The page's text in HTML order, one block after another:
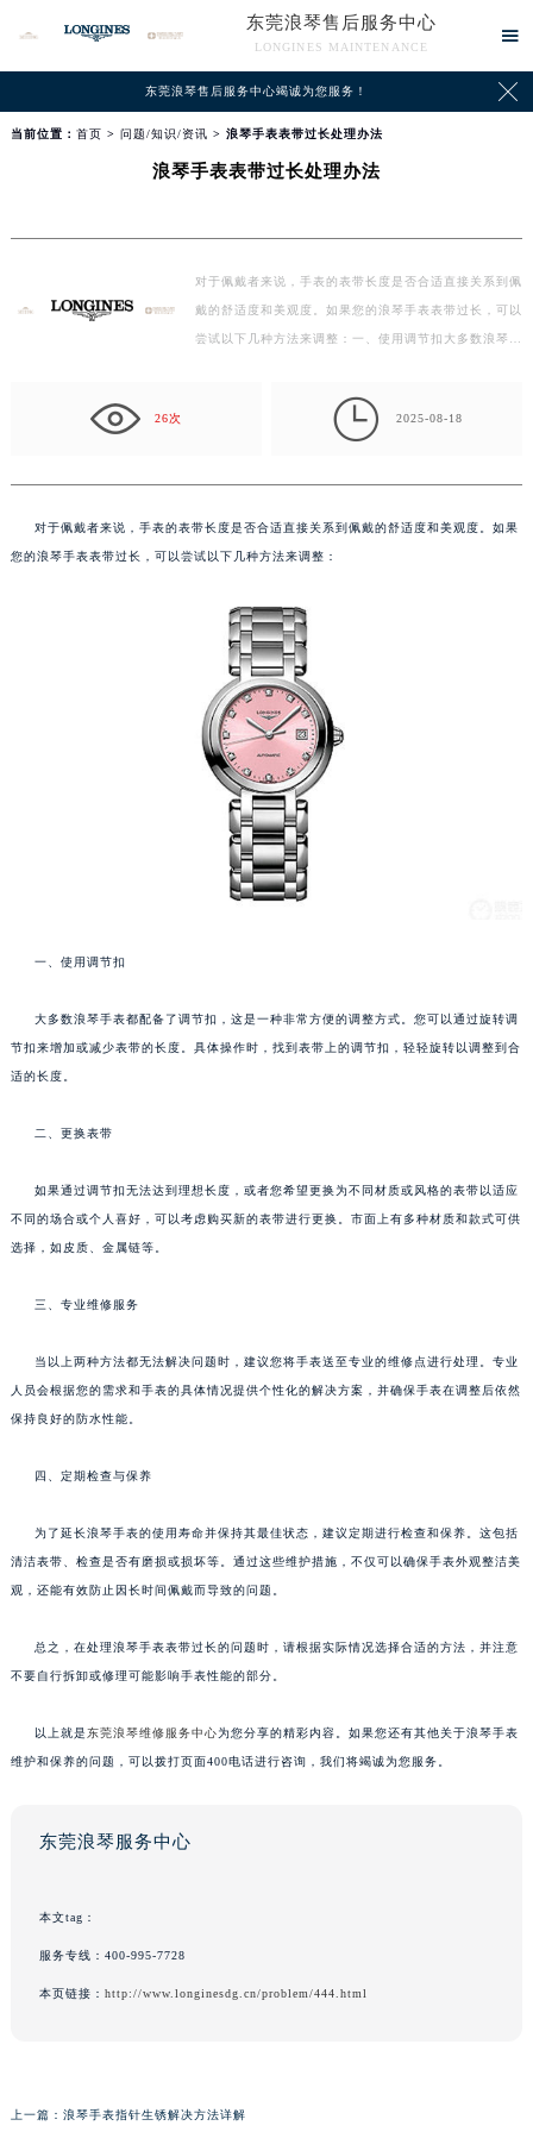
东莞浪琴售后服务中心
LONGINES MAINTENANCE

东莞浪琴售后服务中心竭诚为您服务！ 
当前位置： 首页 > 问题/知识/资讯 > 浪琴手表表带过长处理办法
浪琴手表表带过长处理办法
对于佩戴者来说，手表的表带长度是否合适直接关系到佩
戴的舒适度和美观度。如果您的浪琴手表表带过长，可以
尝试以下几种方法来调整：一、使用调节扣大多数浪琴…
26次  2025-08-18
对于佩戴者来说，手表的表带长度是否合适直接关系到佩戴的舒适度和美观度。如果
您的浪琴手表表带过长，可以尝试以下几种方法来调整：
一、使用调节扣
大多数浪琴手表都配备了调节扣，这是一种非常方便的调整方式。您可以通过旋转调
节扣来增加或减少表带的长度。具体操作时，找到表带上的调节扣，轻轻旋转以调整到合
适的长度。
二、更换表带
如果通过调节扣无法达到理想长度，或者您希望更换为不同材质或风格的表带以适应
不同的场合或个人喜好，可以考虑购买新的表带进行更换。市面上有多种材质和款式可供
选择，如皮质、金属链等。
三、专业维修服务
当以上两种方法都无法解决问题时，建议您将手表送至专业的维修点进行处理。专业
人员会根据您的需求和手表的具体情况提供个性化的解决方案，并确保手表在调整后依然
保持良好的防水性能。
四、定期检查与保养
为了延长浪琴手表的使用寿命并保持其最佳状态，建议定期进行检查和保养。这包括
清洁表带、检查是否有磨损或损坏等。通过这些维护措施，不仅可以确保手表外观整洁美
观，还能有效防止因长时间佩戴而导致的问题。
总之，在处理浪琴手表表带过长的问题时，请根据实际情况选择合适的方法，并注意
不要自行拆卸或修理可能影响手表性能的部分。
以上就是东莞浪琴维修服务中心为您分享的精彩内容。如果您还有其他关于浪琴手表
维护和保养的问题，可以拨打页面400电话进行咨询，我们将竭诚为您服务。
东莞浪琴服务中心
本文tag：
服务专线： 400-995-7728
本页链接： http://www.longinesdg.cn/problem/444.html
上一篇： 浪琴手表指针生锈解决方法详解